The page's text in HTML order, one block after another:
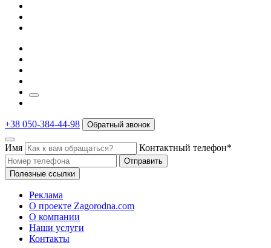
+38 050-384-44-98 Обратный звонок
Имя Контактный телефон*
Отправить
Полезные ссылки
Реклама
О проекте Zagorodna.com
О компании
Наши услуги
Контакты